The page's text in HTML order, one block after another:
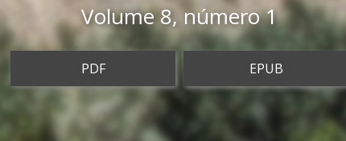
Volume 8, número 1
PDF EPUB